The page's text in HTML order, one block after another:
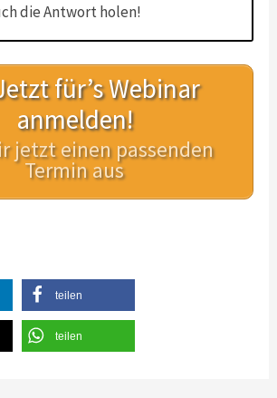
die Antwort holen!
für’s Webinar
anmelden!
jetzt einen passenden
Termin aus
teilen
teilen